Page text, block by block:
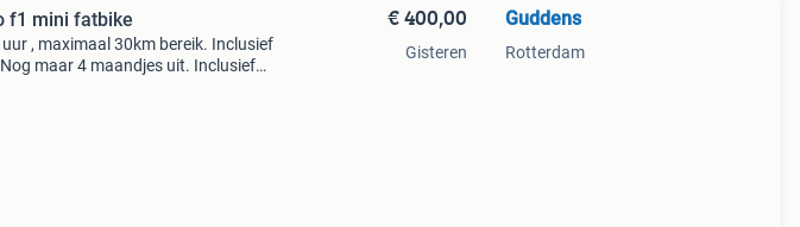
f1 mini fatbike
, maximaal 30km bereik. Inclusief
maar 4 maandjes uit. Inclusief
€ 400,00
Gisteren
Guddens
Rotterdam